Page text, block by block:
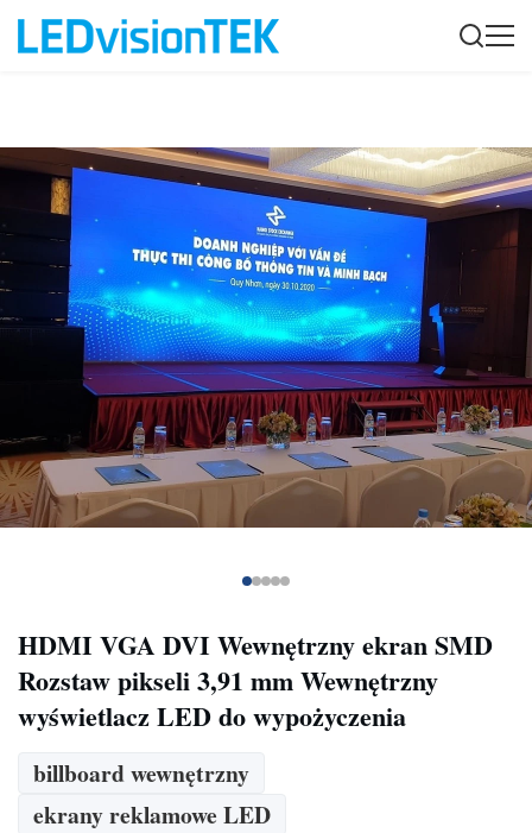
HDMI VGA DVI Wewnętrzny ekran SMD
Rozstaw pikseli 3,91 mm Wewnętrzny
wyświetlacz LED do wypożyczenia
billboard wewnętrzny
ekrany reklamowe LED